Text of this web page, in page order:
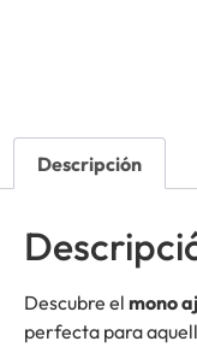
Descripción
Descubre el mono
perfecta para